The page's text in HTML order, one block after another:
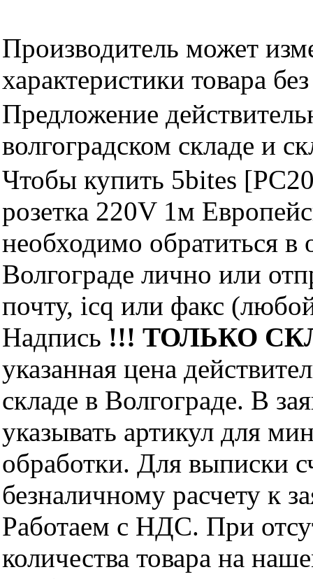
Производитель может
характеристики товара
Предложение
волгоградском складе и
Чтобы купить 5bites
розетка 220V 1м
необходимо
Волгограде лично или
почту, icq или факс
Надпись !!! ТОЛЬКО
указанная цена
складе в Волгограде. В
указывать артикул для
обработки. Для выписки
безналичному расчету к
Работаем с НДС. При
количества товара на